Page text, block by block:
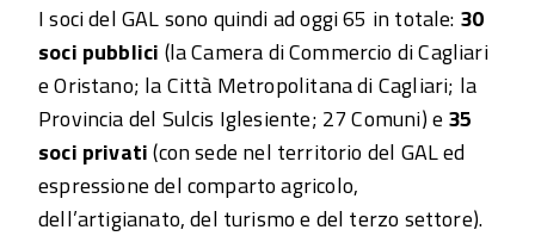
I soci del GAL sono quindi ad oggi 65 in totale: 30
soci pubblici (la Camera di Commercio di Cagliari
e Oristano; la Città Metropolitana di Cagliari; la
Provincia del Sulcis Iglesiente; 27 Comuni) e 35
soci privati(con sede nel territorio del GAL ed
espressione del comparto agricolo,
dell’artigianato, del turismo e del terzo settore).